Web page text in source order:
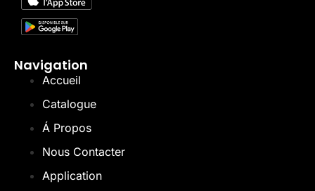
Navigation
Accueil
Catalogue
Á Propos
Nous Contacter
Application